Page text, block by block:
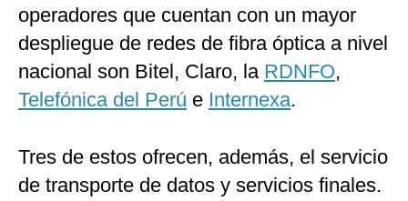
operadores que cuentan con un mayor
despliegue de redes de fibra óptica a nivel
nacional son Bitel, Claro, la RDNFO,
Telefónica del Perú e Internexa.
Tres de estos ofrecen, además, el servicio
de transporte de datos y servicios finales.